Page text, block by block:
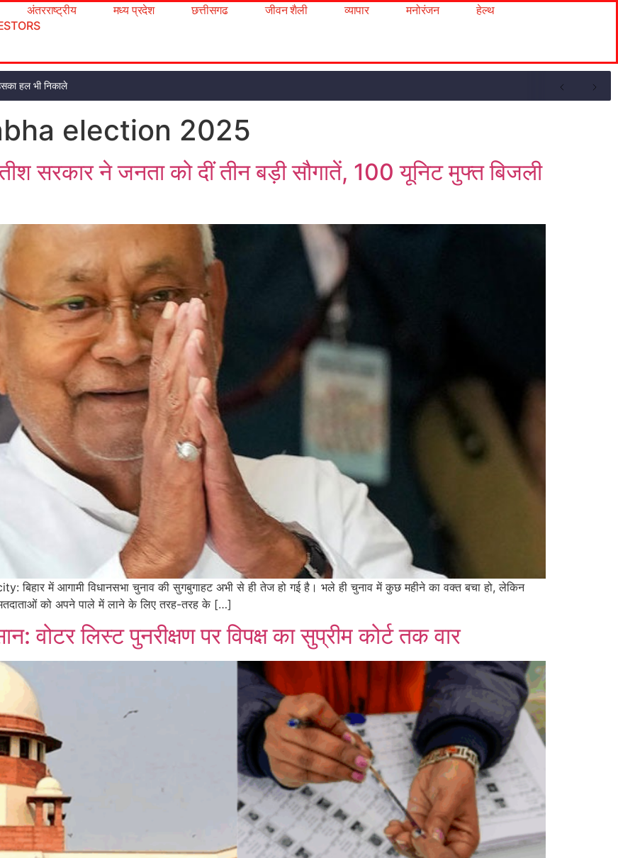
अंतरराष्ट्रीय मध्य प्रदेश छत्तीसगढ जीवन शैली व्यापार मनोरंजन
हेल्थ
हल भी निकाले
election 2025
सरकार ने जनता को दीं तीन बड़ी सौगातें, 100 यूनिट मुफ्त बिजली
में आगामी विधानसभा चुनाव की सुगबुगाहट अभी से ही तेज हो गई है। भले ही चुनाव में कुछ महीने का वक्त बचा हो, लेकिन
मतदाताओं को अपने पाले में लाने के लिए तरह-तरह के […]
वोटर लिस्ट पुनरीक्षण पर विपक्ष का सुप्रीम कोर्ट तक वार